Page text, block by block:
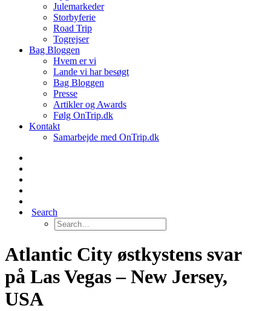
Julemarkeder
Storbyferie
Road Trip
Togrejser
Bag Bloggen
Hvem er vi
Lande vi har besøgt
Bag Bloggen
Presse
Artikler og Awards
Følg OnTrip.dk
Kontakt
Samarbejde med OnTrip.dk
Search
Atlantic City østkystens svar
på Las Vegas – New Jersey,
USA